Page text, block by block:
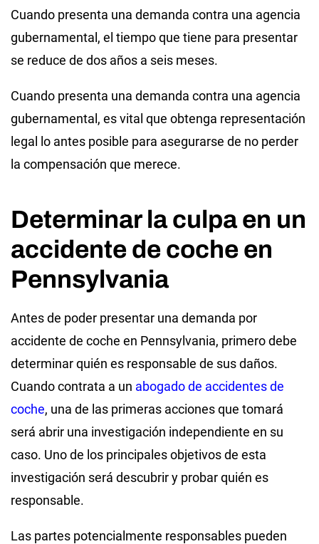
Cuando presenta una demanda contra una agencia
gubernamental, el tiempo que tiene para presentar
se reduce de dos años a seis meses.
Cuando presenta una demanda contra una agencia
gubernamental, es vital que obtenga representación
legal lo antes posible para asegurarse de no perder
la compensación que merece.
Determinar la culpa en un
accidente de coche en
Pennsylvania
Antes de poder presentar una demanda por
accidente de coche en Pennsylvania, primero debe
determinar quién es responsable de sus daños.
Cuando contrata a un abogado de accidentes de
coche, una de las primeras acciones que tomará
será abrir una investigación independiente en su
caso. Uno de los principales objetivos de esta
investigación será descubrir y probar quién es
responsable.
Las partes potencialmente responsables pueden